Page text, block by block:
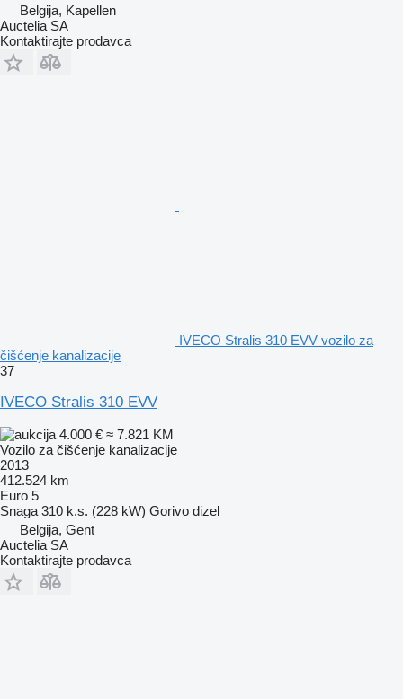
Belgija, Kapellen
Auctelia SA
Kontaktirajte prodavca
IVECO Stralis 310 EVV vozilo za
čišćenje kanalizacije
37
IVECO Stralis 310 EVV
4.000 € ≈ 7.821 KM
Vozilo za čišćenje kanalizacije
2013
412.524 km
Euro 5
Snaga 310 k.s. (228 kW) Gorivo dizel
Belgija, Gent
Auctelia SA
Kontaktirajte prodavca